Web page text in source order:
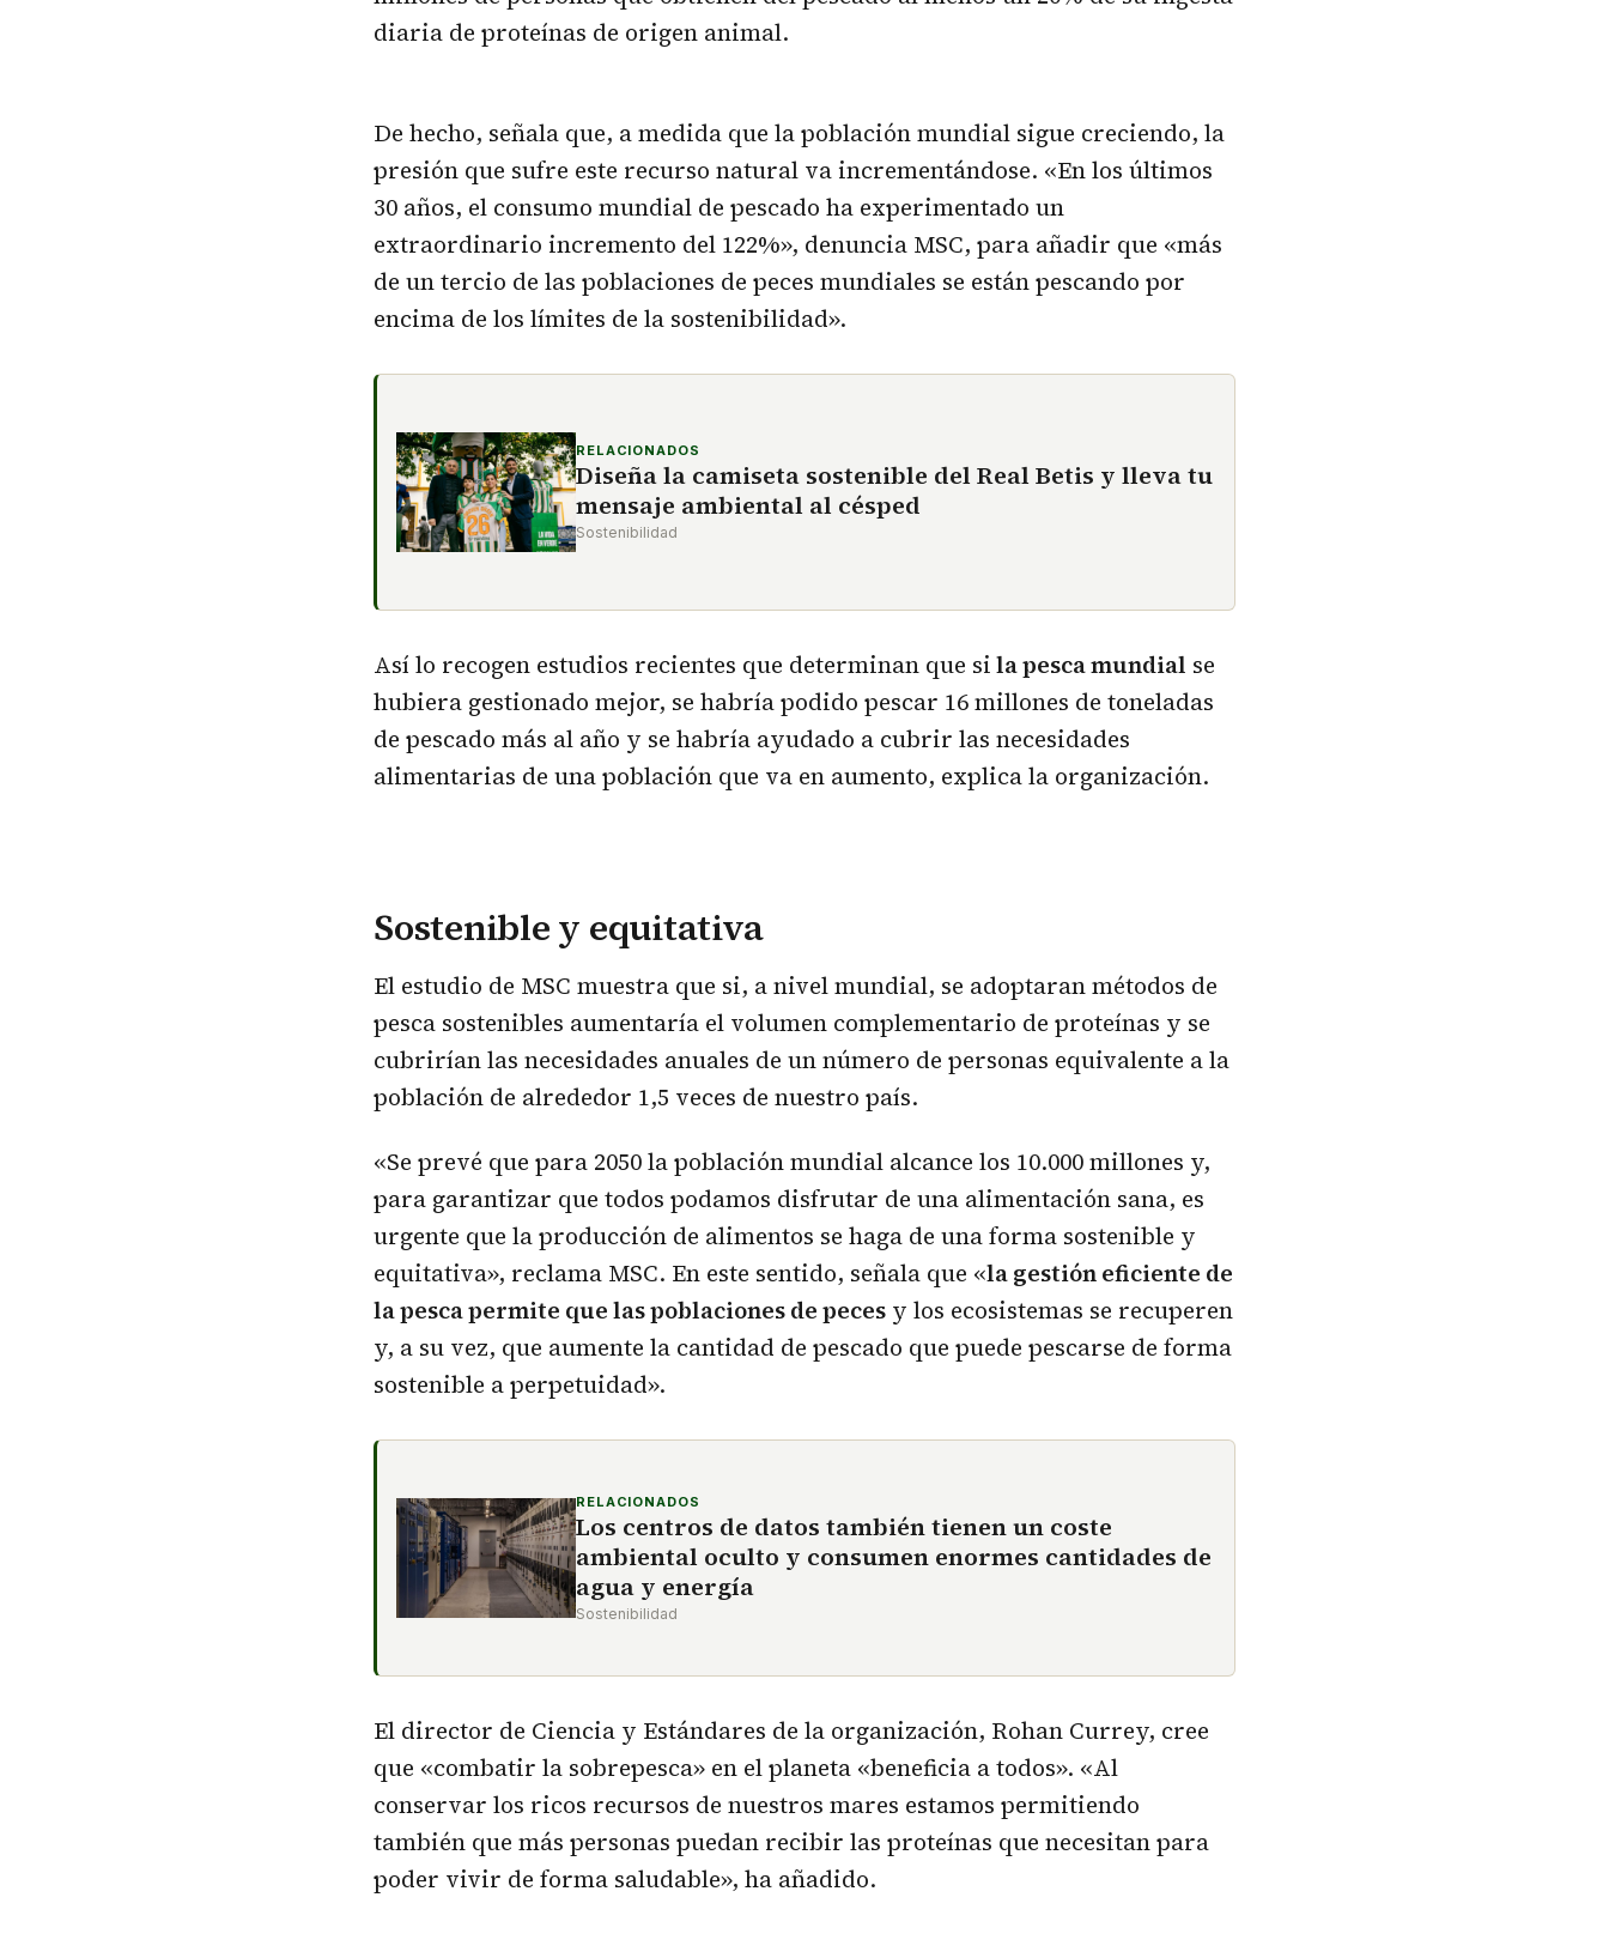
diaria de proteínas de origen animal.
De hecho, señala que, a medida que la población mundial sigue creciendo, la
presión que sufre este recurso natural va incrementándose. «En los últimos
30 años, el consumo mundial de pescado ha experimentado un
extraordinario incremento del 122%», denuncia MSC, para añadir que «más
de un tercio de las poblaciones de peces mundiales se están pescando por
encima de los límites de la sostenibilidad».
RELACIONADOS
Diseña la camiseta sostenible del Real Betis y lleva tu
mensaje ambiental al césped
Sostenibilidad
Así lo recogen estudios recientes que determinan que sila pesca mundial se
hubiera gestionado mejor, se habría podido pescar 16 millones de toneladas
de pescado más al año y se habría ayudado a cubrir las necesidades
alimentarias de una población que va en aumento, explica la organización.
Sostenible y equitativa
El estudio de MSC muestra que si, a nivel mundial, se adoptaran métodos de
pesca sostenibles aumentaría el volumen complementario de proteínas y se
cubrirían las necesidades anuales de un número de personas equivalente a la
población de alrededor 1,5 veces de nuestro país.
«Se prevé que para 2050 la población mundial alcance los 10.000 millones y,
para garantizar que todos podamos disfrutar de una alimentación sana, es
urgente que la producción de alimentos se haga de una forma sostenible y
equitativa», reclama MSC. En este sentido, señala que «la gestión eficiente de
la pesca permite que las poblaciones de peces y los ecosistemas se recuperen
y, a su vez, que aumente la cantidad de pescado que puede pescarse de forma
sostenible a perpetuidad».
RELACIONADOS
Los centros de datos también tienen un coste
ambiental oculto y consumen enormes cantidades de
agua y energía
Sostenibilidad
El director de Ciencia y Estándares de la organización, Rohan Currey, cree
que «combatir la sobrepesca» en el planeta «beneficia a todos». «Al
conservar los ricos recursos de nuestros mares estamos permitiendo
también que más personas puedan recibir las proteínas que necesitan para
poder vivir de forma saludable», ha añadido.